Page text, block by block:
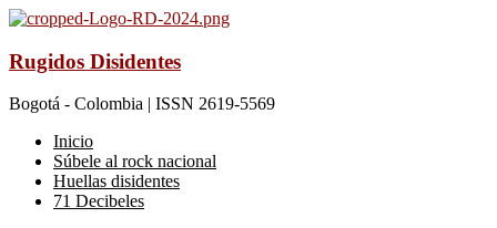
Rugidos Disidentes
Bogotá - Colombia | ISSN 2619-5569
Inicio
Súbele al rock nacional
Huellas disidentes
71 Decibeles